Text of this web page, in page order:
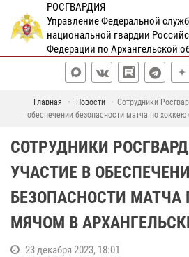
РОСГВАРДИЯ
Управление Федеральной
национальной гвардии
Федерации по Архангельской
Главная Новости
Сотрудники
обеспечении безопасности матча по
СОТРУДНИКИ
УЧАСТИЕ В
БЕЗОПАСНОСТИ МАТЧА
МЯЧОМ В
23 декабря 2023, 18:01